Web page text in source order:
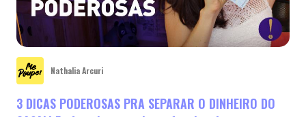
Nathalia Arcuri
3 DICAS PODEROSAS PRA SEPARAR O DINHEIRO DO